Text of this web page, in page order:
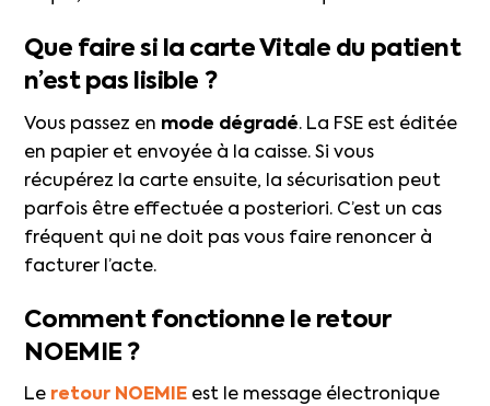
Que faire si la carte Vitale du patient
n’est pas lisible ?
Vous passez en mode dégradé. La FSE est éditée
en papier et envoyée à la caisse. Si vous
récupérez la carte ensuite, la sécurisation peut
parfois être effectuée a posteriori. C’est un cas
fréquent qui ne doit pas vous faire renoncer à
facturer l’acte.
Comment fonctionne le retour
NOEMIE ?
Le retour NOEMIE est le message électronique